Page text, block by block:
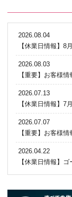
2026.08.04
【休業日情報】8
2026.08.03
【重要】お客様
2026.07.13
【休業日情報】7
2026.07.07
【重要】お客様
2026.04.22
【休業日情報】